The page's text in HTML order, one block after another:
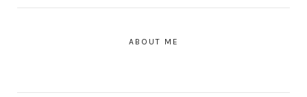
ABOUT ME